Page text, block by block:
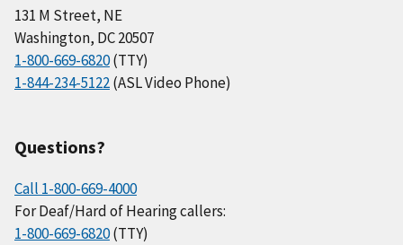
131 M Street, NE
Washington, DC 20507
1-800-669-6820(TTY)
1-844-234-5122(ASL Video Phone)
Questions?
Call 1-800-669-4000
For Deaf/Hard of Hearing callers:
1-800-669-6820(TTY)